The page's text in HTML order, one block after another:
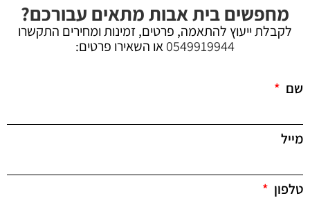
מחפשים בית אבות מתאים עבורכם?
לקבלת ייעוץ להתאמה, פרטים, זמינות ומחירים התקשרו
0549919944או השאירו פרטים:
שם
מייל
טלפון